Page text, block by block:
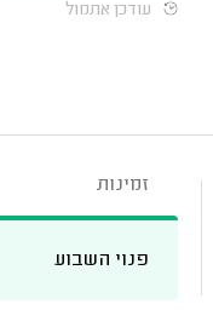
עודכן אתמול
זמינות
פנוי השבוע